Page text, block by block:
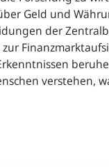
Geld und
der
verstehen,